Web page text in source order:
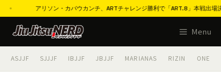
アリソン・カバウカンチ、ARTチャレンジ勝利で「ART.8」本戦出場決定「
テ
Menu
ASJJF SJJJF IBJJF JBJJF MARIANAS RIZIN ONE